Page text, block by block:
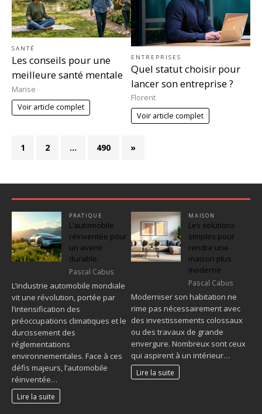
SANTÉ
Les conseils pour une
meilleure santé mentale
Marise
Voir article complet
ENTREPRISES
Quel statut choisir pour
lancer son entreprise ?
Florent
Voir article complet
1 2 … 490 »
PRATIQUE
L’automobile
réinventée pour
un avenir
durable
Pascal Cabus
L’industrie automobile mondiale
vit une révolution, portée par
l’intensification des
préoccupations climatiques et le
durcissement des
réglementations
environnementales. Face à ces
défis majeurs, l’automobile
réinventée…
Lire la suite
MAISON
Les solutions
simples pour
rendre une
maison plus
moderne
Pascal Cabus
Moderniser son habitation ne
rime pas nécessairement avec
des investissements colossaux
ou des travaux de grande
envergure. Nombreux sont ceux
qui aspirent à un intérieur…
Lire la suite